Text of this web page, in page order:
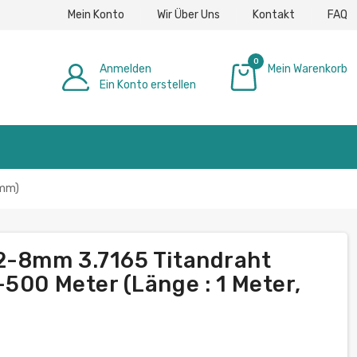
Mein Konto Wir Über Uns Kontakt FAQ
Anmelden
Ein Konto erstellen
0
Mein Warenkorb
8mm 3.7165 Titandraht
Meter (Länge : 1 Meter,